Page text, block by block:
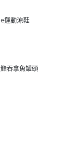
運動涼鞋
吞拿魚罐頭